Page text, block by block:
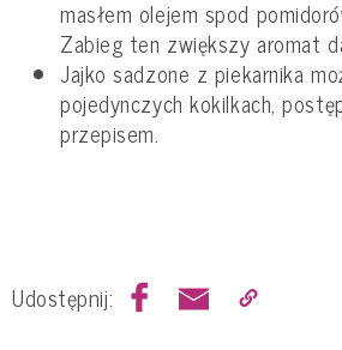
masłem olejem spod
Zabieg ten zwiększy aromat
Jajko sadzone z piekarnika
pojedynczych kokilkach,
przepisem.
Udostępnij: